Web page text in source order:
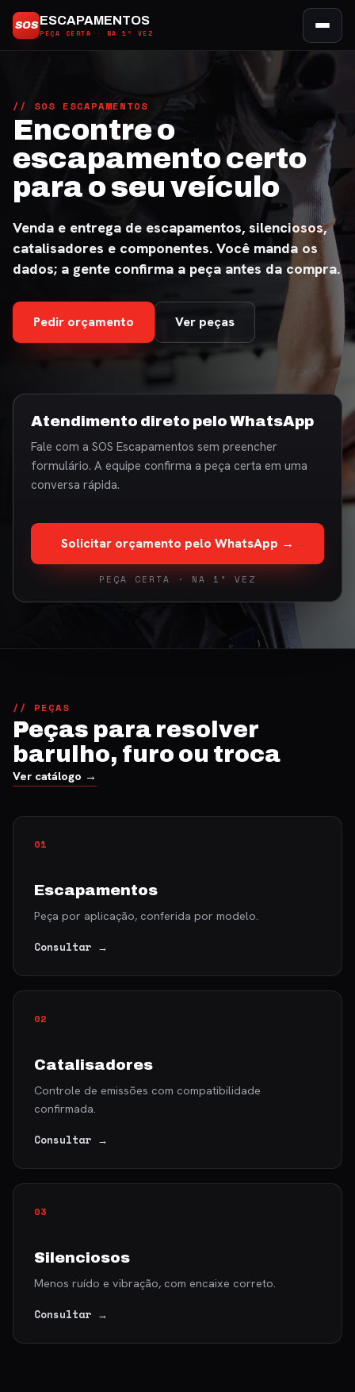
paraSOS ESCAPAMENTOS
PEÇA CERTA · NA 1ª VEZ
// SOS ESCAPAMENTOS
Encontre o
escapamento certo
para o seu veículo
Venda e entrega de escapamentos, silenciosos,
catalisadores e componentes. Você manda os
dados; a gente confirma a peça antes da compra.
Pedir orçamento Ver peças
Atendimento direto pelo WhatsApp
Fale com a SOS Escapamentos sem preencher
formulário. A equipe confirma a peça certa em uma
conversa rápida.
Solicitar orçamento pelo WhatsApp →
PEÇA CERTA · NA 1ª VEZ
// PEÇAS
Peças para resolver
barulho, furo ou troca
Ver catálogo →
01
Escapamentos
Peça por aplicação, conferida por modelo.
Consultar →
02
Catalisadores
Controle de emissões com compatibilidade
confirmada.
Consultar →
03
Silenciosos
Menos ruído e vibração, com encaixe correto.
Consultar →